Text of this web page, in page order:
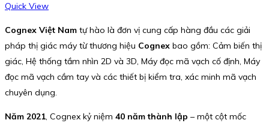
Quick View
Cognex Việt Nam tự hào là đơn vị cung cấp hàng đầu các giải
pháp thị giác máy từ thương hiệu Cognex bao gồm: Cảm biến thị
giác, Hệ thống tầm nhìn 2D và 3D, Máy đọc mã vạch cố định, Máy
đọc mã vạch cầm tay và các thiết bị kiểm tra, xác minh mã vạch
chuyên dụng.
Năm 2021, Cognex kỷ niệm 40 năm thành lập – một cột mốc